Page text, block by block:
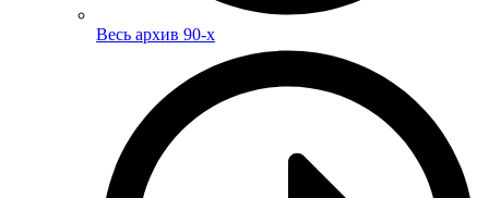
Весь архив 90-х